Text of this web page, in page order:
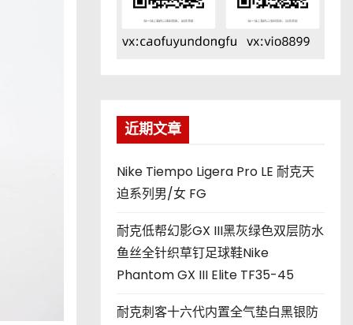
近期文章
Nike Tiempo Ligera Pro LE 耐克天
迫系列男/女 FG
耐克低帮幻影GX III黑灰绿色双层防水
鱼丝全针织草钉足球鞋Nike
Phantom GX III Elite TF35-45
耐克刺客十六代内置全气垫白黑银防